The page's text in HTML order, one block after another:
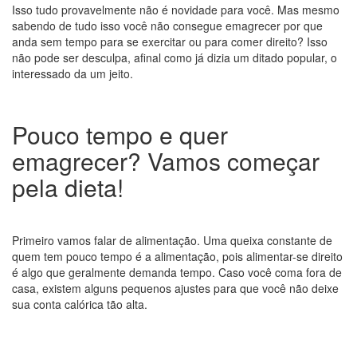
Isso tudo provavelmente não é novidade para você. Mas mesmo
sabendo de tudo isso você não consegue emagrecer por que
anda sem tempo para se exercitar ou para comer direito? Isso
não pode ser desculpa, afinal como já dizia um ditado popular, o
interessado da um jeito.
Pouco tempo e quer
emagrecer? Vamos começar
pela dieta!
Primeiro vamos falar de alimentação. Uma queixa constante de
quem tem pouco tempo é a alimentação, pois alimentar-se direito
é algo que geralmente demanda tempo. Caso você coma fora de
casa, existem alguns pequenos ajustes para que você não deixe
sua conta calórica tão alta.